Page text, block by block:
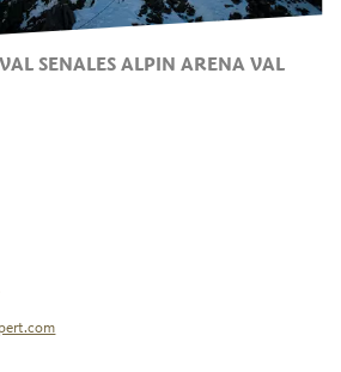
SENALES ALPIN ARENA VAL